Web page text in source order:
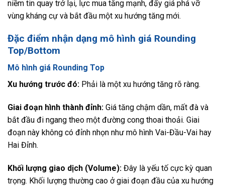
niềm tin quay trở lại, lực mua tăng mạnh, đẩy giá phá vỡ
vùng kháng cự và bắt đầu một xu hướng tăng mới.
Đặc điểm nhận dạng mô hình giá Rounding
Top/Bottom
Mô hình giá Rounding Top
Xu hướng trước đó: Phải là một xu hướng tăng rõ ràng.
Giai đoạn hình thành đỉnh: Giá tăng chậm dần, mất đà và
bắt đầu đi ngang theo một đường cong thoai thoải. Giai
đoạn này không có đỉnh nhọn như mô hình Vai-Đầu-Vai hay
Hai Đỉnh.
Khối lượng giao dịch (Volume): Đây là yếu tố cực kỳ quan
trọng. Khối lượng thường cao ở giai đoạn đầu của xu hướng